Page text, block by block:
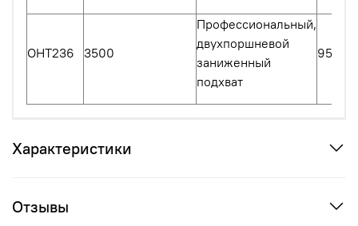
OHT236 3500
Профессиональный,
двухпоршневой
заниженный
подхват
95-452
Характеристики
Отзывы